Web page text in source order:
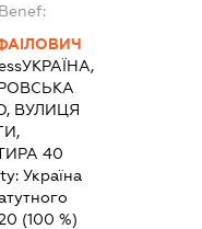
УКРАЇНА,
ВУЛИЦЯ
40
Україна
(100 %)